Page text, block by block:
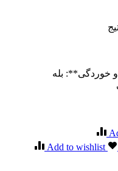
خوردگی**: بله
Add to wishlist